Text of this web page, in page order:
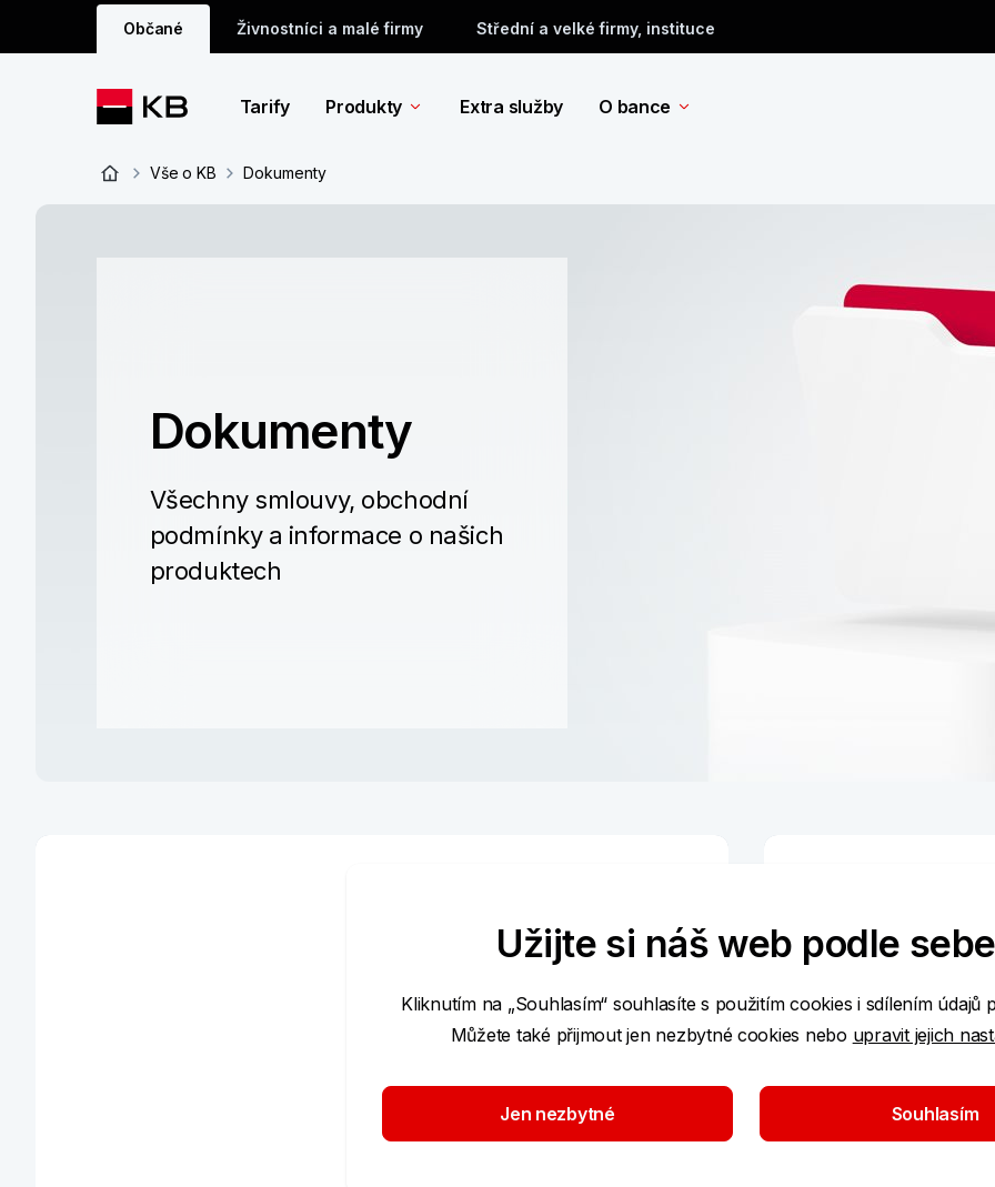
Občané Živnostníci a malé firmy Střední a velké firmy, instituce
Tarify Produkty Extra služby O bance
Vše o KB Dokumenty
Dokumenty
Všechny smlouvy, obchodní
podmínky a informace o našich
produktech
Užijte si náš web podle sebe
Kliknutím na „Souhlasím“ souhlasíte s použitím cookies i sdílením údajů
Můžete také přijmout jen nezbytné cookies nebo upravit jejich
Jen nezbytné Souhlasím